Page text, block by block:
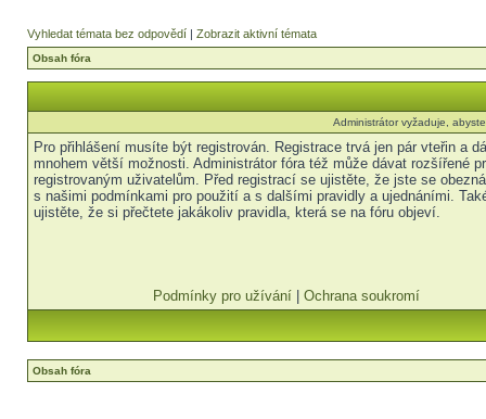
Vyhledat témata bez odpovědí | Zobrazit aktivní témata
Obsah fóra
Administrátor vyžaduje,
Pro přihlášení musíte být registrován. Registrace trvá jen pár vteřin a
mnohem větší možnosti. Administrátor fóra též může dávat rozšířené
registrovaným uživatelům. Před registrací se ujistěte, že jste se
s našimi podmínkami pro použití a s dalšími pravidly a ujednáními.
ujistěte, že si přečtete jakákoliv pravidla, která se na fóru objeví.
Podmínky pro užívání Ochrana soukromí
Obsah fóra